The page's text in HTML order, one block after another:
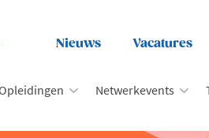
Nieuws Vacatures
Netwerkevents